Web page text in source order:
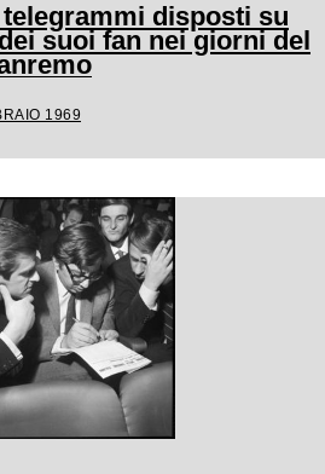
disposti su
suoi fan nei giorni del
1969